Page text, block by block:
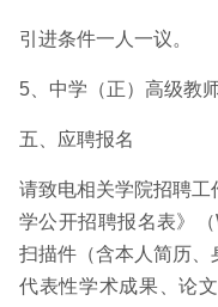
引进条件一人一议。
5、中学（正）高级教
五、应聘报名
请致电相关学院招聘
学公开招聘报名表》
扫描件（含本人简历、
代表性学术成果、论